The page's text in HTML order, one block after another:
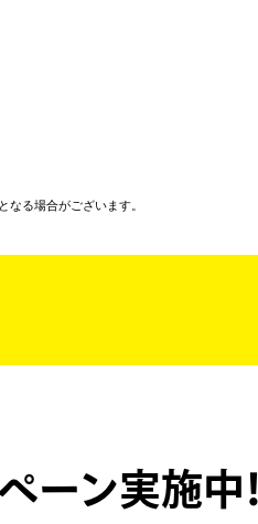
る場合がございます。
ーン実施中